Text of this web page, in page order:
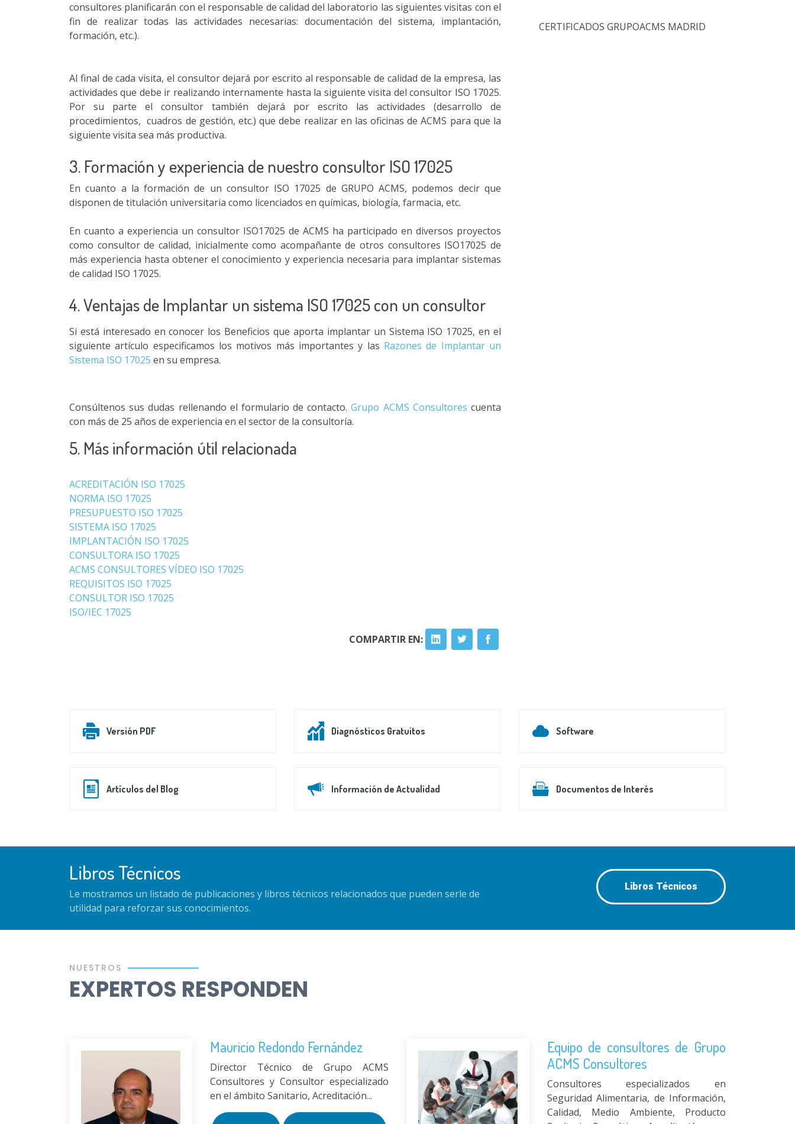
consultores planificarán con el responsable de calidad del laboratorio las siguientes visitas con el
fin de realizar todas las actividades necesarias: documentación del sistema, implantación,
formación, etc.).
Al final de cada visita, el consultor dejará por escrito al responsable de calidad de la empresa, las
actividades que debe ir realizando internamente hasta la siguiente visita del consultor ISO 17025.
Por su parte el consultor también dejará por escrito las actividades (desarrollo de
procedimientos, cuadros de gestión, etc.) que debe realizar en las oficinas de ACMS para que la
siguiente visita sea más productiva.
3. Formación y experiencia de nuestro consultor ISO 17025
En cuanto a la formación de un consultor ISO 17025 de GRUPO ACMS, podemos decir que
disponen de titulación universitaria como licenciados en químicas, biología, farmacia, etc.
En cuanto a experiencia un consultor ISO17025 de ACMS ha participado en diversos proyectos
como consultor de calidad, inicialmente como acompañante de otros consultores ISO17025 de
más experiencia hasta obtener el conocimiento y experiencia necesaria para implantar sistemas
de calidad ISO 17025.
4. Ventajas de Implantar un sistema ISO 17025 con un consultor
Si está interesado en conocer los Beneficios que aporta implantar un Sistema ISO 17025, en el
siguiente artículo especificamos los motivos más importantes y las Razones de Implantar un
Sistema ISO 17025 en su empresa.
Consúltenos sus dudas rellenando el formulario de contacto.Grupo ACMS Consultores cuenta
con más de 25 años de experiencia en el sector de la consultoría.
5. Más información útil relacionada
ACREDITACIÓN ISO 17025
NORMA ISO 17025
PRESUPUESTO ISO 17025
SISTEMA ISO 17025
IMPLANTACIÓN ISO 17025
CONSULTORA ISO 17025
ACMS CONSULTORES VÍDEO ISO 17025
REQUISITOS ISO 17025
CONSULTOR ISO 17025
ISO/IEC 17025
COMPARTIR EN:
CERTIFICADOS GRUPOACMS MADRID
Versión PDF Diagnósticos Gratuitos Software
Artículos del Blog Información de Actualidad Documentos de Interés
Libros Técnicos
Le mostramos un listado de publicaciones y libros técnicos relacionados que pueden serle de
utilidad para reforzar sus conocimientos.
Libros Técnicos
NUESTROS
EXPERTOS RESPONDEN
Mauricio Redondo Fernández
Director Técnico de Grupo ACMS
Consultores y Consultor especializado
en el ámbito Sanitario, Acreditación...
Equipo de consultores de Grupo
ACMS Consultores
Consultores especializados en
Seguridad Alimentaria, de Información,
Calidad, Medio Ambiente, Producto